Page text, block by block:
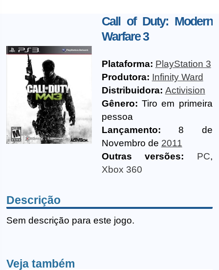
Call of Duty: Modern
Warfare 3
Plataforma: PlayStation 3
Produtora: Infinity Ward
Distribuidora: Activision
Gênero: Tiro em primeira
pessoa
Lançamento: 8 de
Novembro de 2011
Outras versões:
PC,
Xbox 360
Descrição
Sem descrição para este jogo.
Veja também